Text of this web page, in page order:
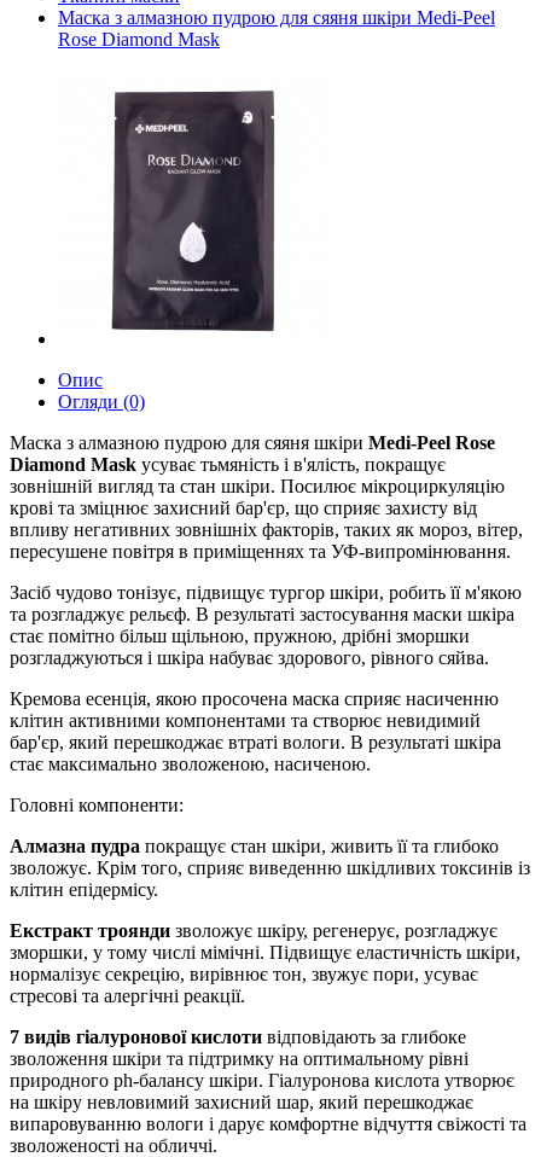
Маска з алмазною пудрою для сяяня шкіри Medi-Peel
Rose Diamond Mask
Опис
Огляди (0)
Маска з алмазною пудрою для сяяня шкіри Medi-Peel Rose
Diamond Mask усуває тьмяність і в'ялість, покращує
зовнішній вигляд та стан шкіри. Посилює мікроциркуляцію
крові та зміцнює захисний бар'єр, що сприяє захисту від
впливу негативних зовнішніх факторів, таких як мороз, вітер,
пересушене повітря в приміщеннях та УФ-випромінювання.
Засіб чудово тонізує, підвищує тургор шкіри, робить її м'якою
та розгладжує рельєф. В результаті застосування маски шкіра
стає помітно більш щільною, пружною, дрібні зморшки
розгладжуються і шкіра набуває здорового, рівного сяйва.
Кремова есенція, якою просочена маска сприяє насиченню
клітин активними компонентами та створює невидимий
бар'єр, який перешкоджає втраті вологи. В результаті шкіра
стає максимально зволоженою, насиченою.
Головні компоненти:
Алмазна пудра покращує стан шкіри, живить її та глибоко
зволожує. Крім того, сприяє виведенню шкідливих токсинів із
клітин епідермісу.
Екстракт троянди зволожує шкіру, регенерує, розгладжує
зморшки, у тому числі мімічні. Підвищує еластичність шкіри,
нормалізує секрецію, вирівнює тон, звужує пори, усуває
стресові та алергічні реакції.
7 видів гіалуронової кислоти відповідають за глибоке
зволоження шкіри та підтримку на оптимальному рівні
природного ph-балансу шкіри. Гіалуронова кислота утворює
на шкіру невловимий захисний шар, який перешкоджає
випаровуванню вологи і дарує комфортне відчуття свіжості та
зволоженості на обличчі.